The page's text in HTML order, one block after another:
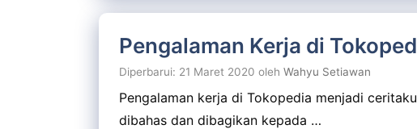
Pengalaman Kerja di
Diperbarui: 21 Maret 2020 oleh Wahyu Setiawan
Pengalaman kerja di Tokopedia menjadi
dibahas dan dibagikan kepada …